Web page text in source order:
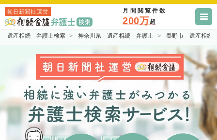
朝日新聞社運営 月間閲覧件数
200万超
遺産相続 弁護士検索 神奈川県 遺産相続 弁護士 秦野市 遺産相続